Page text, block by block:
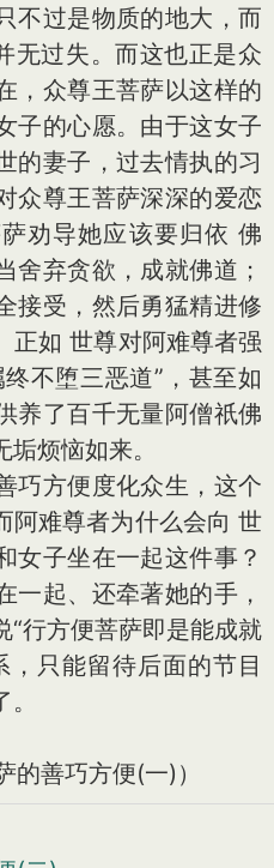
不过是物质的地大，而
无过失。而这也正是众
，众尊王菩萨以这样的
子的心愿。由于这女子
的妻子，过去情执的习
众尊王菩萨深深的爱恋
劝导她应该要归依 佛
舍弃贪欲，成就佛道；
接受，然后勇猛精进修
正如 世尊对阿难尊者强
不堕三恶道”，甚至如
养了百千无量阿僧祇佛
烦恼如来。
方便度化众生，这个
阿难尊者为什么会向 世
女子坐在一起这件事？
一起、还牵著她的手，
“行方便菩萨即是能成就
只能留待后面的节目
的善巧方便(一)）